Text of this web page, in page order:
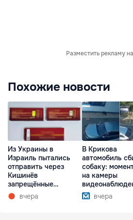
Разместить рекламу
Похожие новости
Из Украины в
Израиль пытались
отправить через
Кишинёв
запрещённые
препараты
вчера
В Крикова
автомобиль
собаку:
на камеры
вчера